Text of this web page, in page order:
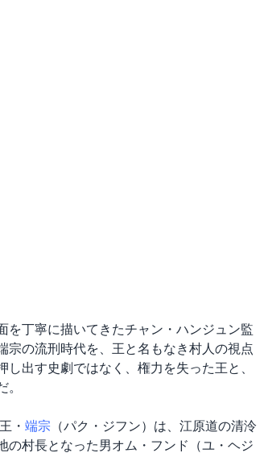
を丁寧に描いてきたチャン・ハンジュン監
宗の流刑時代を、王と名もなき村人の視点
出す史劇ではなく、権力を失った王と、
。
・ 端宗 （パク・ジフン）は、江原道の清泠
の村長となった男オム・フンド（ユ・ヘジ